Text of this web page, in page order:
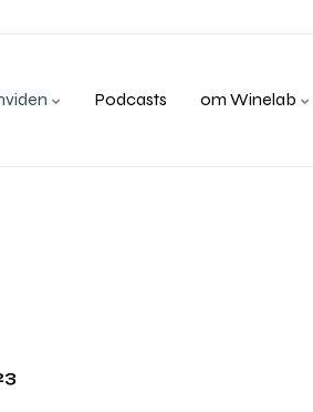
Podcasts om Winelab